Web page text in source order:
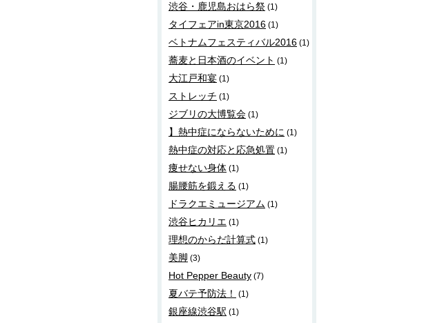
渋谷・鹿児島おはら祭 (1)
タイフェアin東京2016 (1)
ベトナムフェスティバル2016 (1)
蕎麦と日本酒のイベント (1)
大江戸和宴 (1)
ストレッチ (1)
ジブリの大博覧会 (1)
】熱中症にならないために (1)
熱中症の対応と応急処置 (1)
痩せない身体 (1)
腸腰筋を鍛える (1)
ドラクエミュージアム (1)
渋谷ヒカリエ (1)
理想のからだ計算式 (1)
美脚 (3)
Hot Pepper Beauty (7)
夏バテ予防法！ (1)
銀座線渋谷駅 (1)